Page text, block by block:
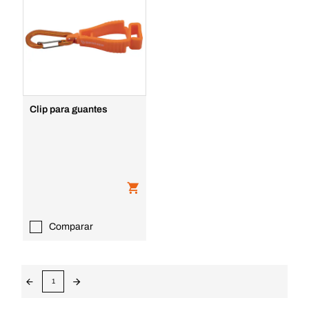
Clip para guantes
Comparar
1